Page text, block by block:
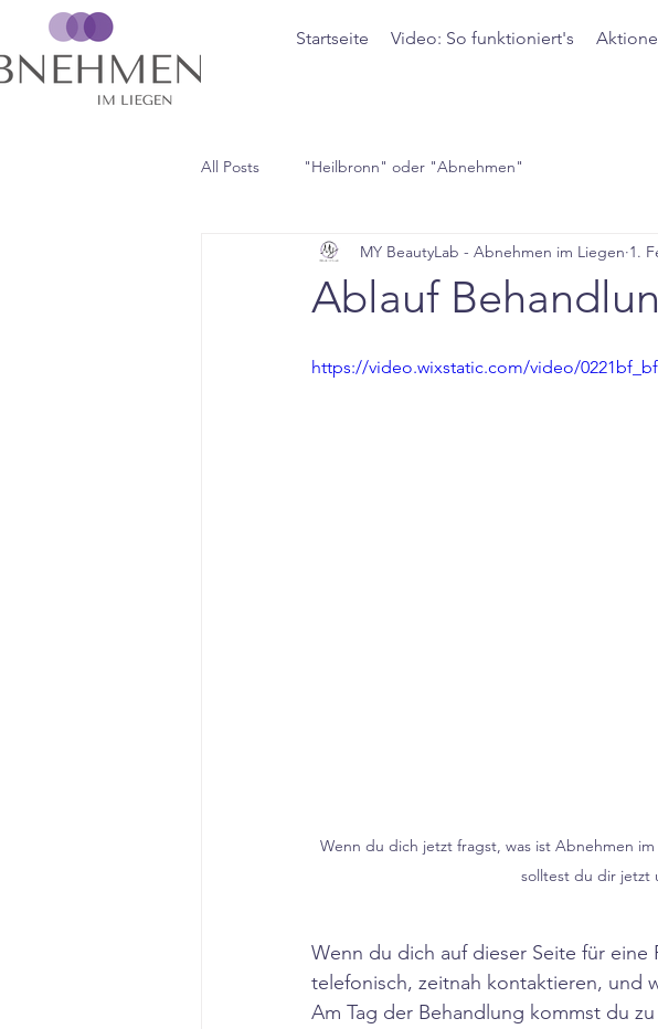
Startseite Video: So funktioniert's
All Posts "Heilbronn" oder "Abnehmen"
Ablauf
MY BeautyLab - Abnehmen im Liegen 1.
https://video.wixstatic.com/video/
Wenn du dich jetzt fragst, was ist Abnehmen
solltest du dir jetzt
Wenn du dich auf dieser Seite für
telefonisch, zeitnah kontaktieren, und
Am Tag der Behandlung kommst du